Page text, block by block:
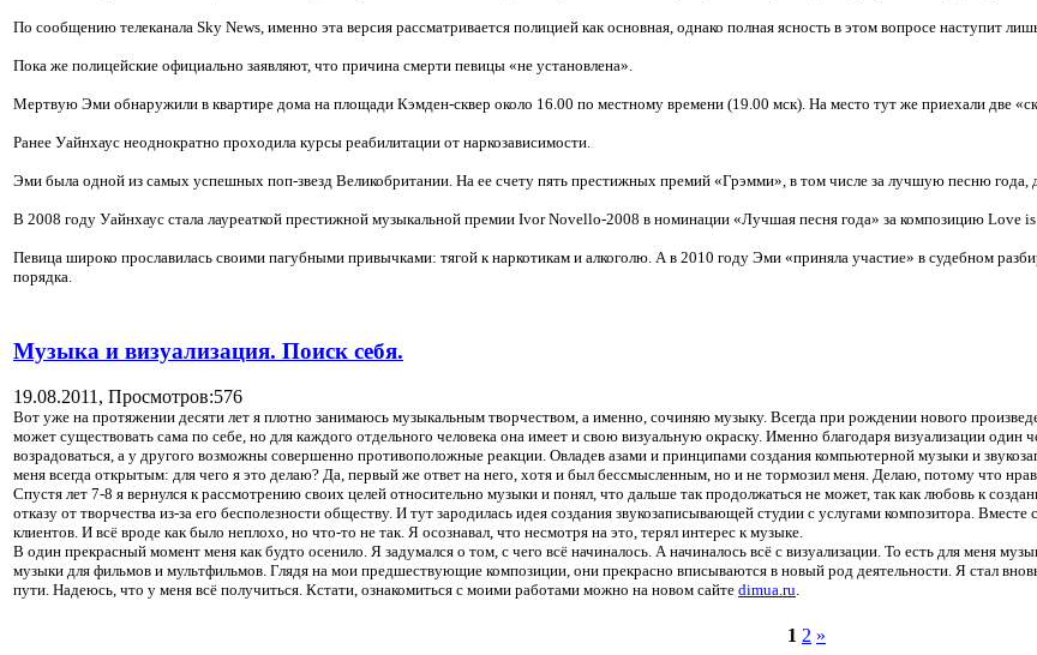
По сообщению телеканала Sky News, именно эта версия рассматривается полицией как основная, однако полная ясность в этом вопросе наступит
Пока же полицейские официально заявляют, что причина смерти певицы «не установлена».
Мертвую Эми обнаружили в квартире дома на площади Кэмден-сквер около 16.00 по местному времени (19.00 мск). На место тут же приехали две
Ранее Уайнхаус неоднократно проходила курсы реабилитации от наркозависимости.
Эми была одной из самых успешных поп-звезд Великобритании. На ее счету пять престижных премий «Грэмми», в том числе за лучшую песню
В 2008 году Уайнхаус стала лауреаткой престижной музыкальной премии Ivor Novello-2008 в номинации «Лучшая песня года» за композицию Love
Певица широко прославилась своими пагубными привычками: тягой к наркотикам и алкоголю. А в 2010 году Эми «приняла участие» в судебном
порядка.
Музыка и визуализация. Поиск себя.
19.08.2011, Просмотров:576
Вот уже на протяжении десяти лет я плотно занимаюсь музыкальным творчеством, а именно, сочиняю музыку. Всегда при рождении нового
может существовать сама по себе, но для каждого отдельного человека она имеет и свою визуальную окраску. Именно благодаря визуализации
возрадоваться, а у другого возможны совершенно противоположные реакции. Овладев азами и принципами создания компьютерной музыки и
меня всегда открытым: для чего я это делаю? Да, первый же ответ на него, хотя и был бессмысленным, но и не тормозил меня. Делаю, потому что
Спустя лет 7-8 я вернулся к рассмотрению своих целей относительно музыки и понял, что дальше так продолжаться не может, так как любовь к
отказу от творчества из-за его бесполезности обществу. И тут зародилась идея создания звукозаписывающей студии с услугами композитора.
клиентов. И всё вроде как было неплохо, но что-то не так. Я осознавал, что несмотря на это, терял интерес к музыке.
В один прекрасный момент меня как будто осенило. Я задумался о том, с чего всё начиналось. А начиналось всё с визуализации. То есть для меня
музыки для фильмов и мультфильмов. Глядя на мои предшествующие композиции, они прекрасно вписываются в новый род деятельности. Я стал
пути. Надеюсь, что у меня всё получиться. Кстати, ознакомиться с моими работами можно на новом сайте dimua.ru.
1 2 »